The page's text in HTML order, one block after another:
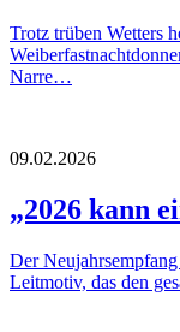
Trotz trüben Wetters
Narre…
09.02.2026
„2026 kann
Der
Leitmotiv, das den